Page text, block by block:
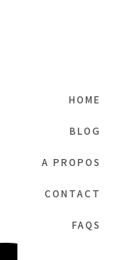
HOME
BLOG
A PROPOS
CONTACT
FAQS